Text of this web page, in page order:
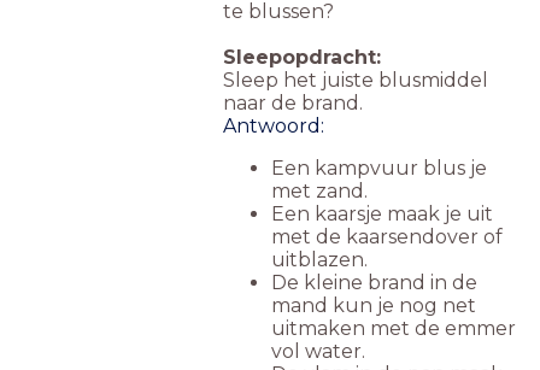
te blussen?
Sleepopdracht:
Sleep het juiste blusmiddel
naar de brand.
Antwoord:
Een kampvuur blus je
met zand.
Een kaarsje maak je uit
met de kaarsendover of
uitblazen.
De kleine brand in de
mand kun je nog net
uitmaken met de emmer
vol water.